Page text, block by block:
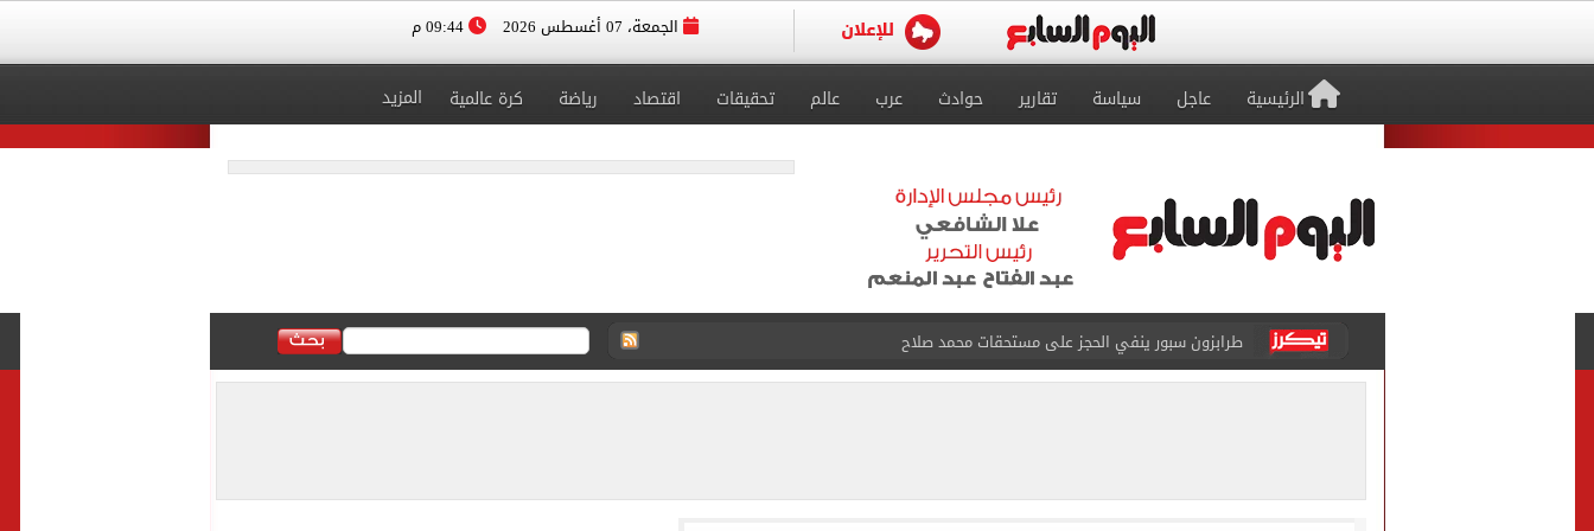
الجمعة، 07 أغسطس 2026
الرئيسية عاجل سياسة تقارير حوادث عرب عالم تحقيقات اقتصاد رياضة كرة عالمية المزيد
منتخب ناشئات كرة اليد يخسر أمام إسبانيا 27 - 26 فى نصف نهائى بطولة العالم
قفزة أعادت الزمن الجميل.. رأسية وائل جمعة فى مران الأهلي تستحضر أمجاد الصخرة
الزمالك يبلغ 4 لاعبين بعدم التواجد مع الفريق الأول بالموسم الجديد